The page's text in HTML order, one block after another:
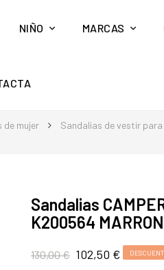
NIÑO MARCAS
de mujer Sandalias de vestir para
Sandalias
K200564 MARRON
130,00 € 102,50 €